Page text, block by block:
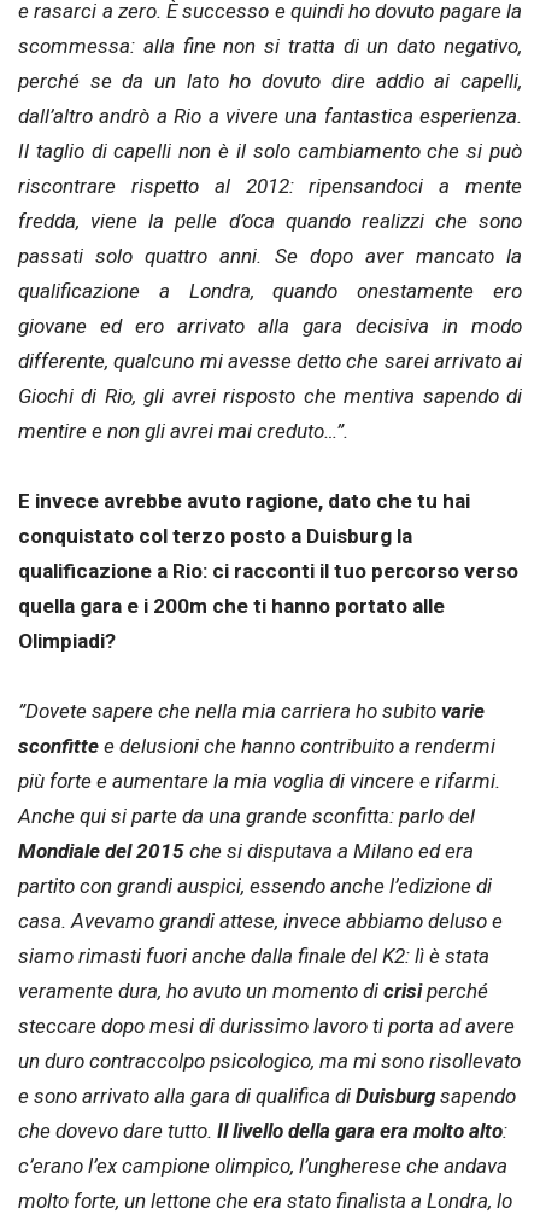
e rasarci a zero. È successo e quindi ho dovuto pagare la
scommessa: alla fine non si tratta di un dato negativo,
perché se da un lato ho dovuto dire addio ai capelli,
dall’altro andrò a Rio a vivere una fantastica esperienza.
Il taglio di capelli non è il solo cambiamento che si può
riscontrare rispetto al 2012: ripensandoci a mente
fredda, viene la pelle d’oca quando realizzi che sono
passati solo quattro anni. Se dopo aver mancato la
qualificazione a Londra, quando onestamente ero
giovane ed ero arrivato alla gara decisiva in modo
differente, qualcuno mi avesse detto che sarei arrivato ai
Giochi di Rio, gli avrei risposto che mentiva sapendo di
mentire e non gli avrei mai creduto…”.
E invece avrebbe avuto ragione, dato che tu hai
conquistato col terzo posto a Duisburg la
qualificazione a Rio: ci racconti il tuo percorso verso
quella gara e i 200m che ti hanno portato alle
Olimpiadi?
”Dovete sapere che nella mia carriera ho subito varie
sconfitte e delusioni che hanno contribuito a rendermi
più forte e aumentare la mia voglia di vincere e rifarmi.
Anche qui si parte da una grande sconfitta: parlo del
Mondiale del 2015 che si disputava a Milano ed era
partito con grandi auspici, essendo anche l’edizione di
casa. Avevamo grandi attese, invece abbiamo deluso e
siamo rimasti fuori anche dalla finale del K2: lì è stata
veramente dura, ho avuto un momento di crisiperché
steccare dopo mesi di durissimo lavoro ti porta ad avere
un duro contraccolpo psicologico, ma mi sono risollevato
e sono arrivato alla gara di qualifica di Duisburgsapendo
che dovevo dare tutto. Il livello della gara era molto alto:
c’erano l’ex campione olimpico, l’ungherese che andava
molto forte, un lettone che era stato finalista a Londra, lo